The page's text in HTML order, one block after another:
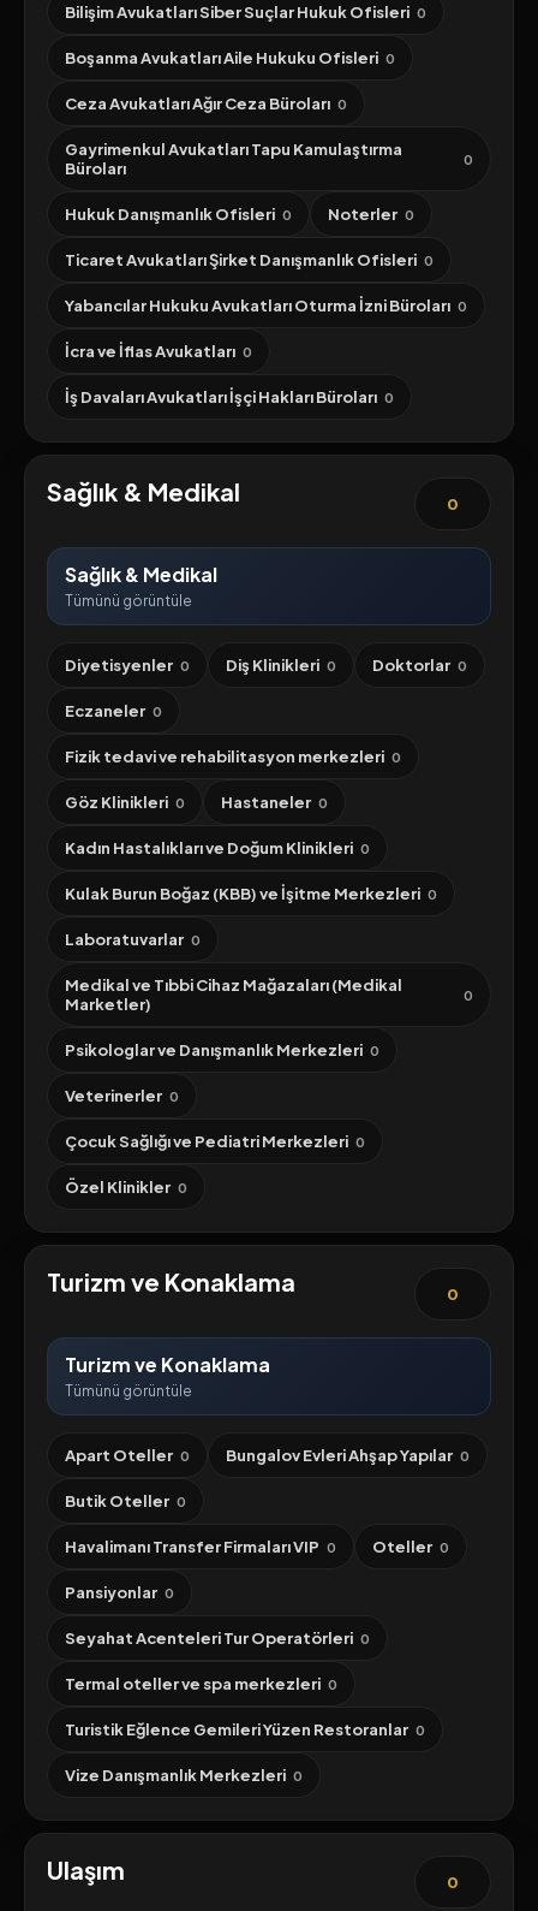
Bilişim Avukatları Siber Suçlar Hukuk Ofisleri 0
Boşanma Avukatları Aile Hukuku Ofisleri 0
Ceza Avukatları Ağır Ceza Büroları 0
Gayrimenkul Avukatları Tapu Kamulaştırma
Büroları
0
Hukuk Danışmanlık Ofisleri 0 Noterler 0
Ticaret Avukatları Şirket Danışmanlık Ofisleri 0
Yabancılar Hukuku Avukatları Oturma İzni Büroları 0
İcra ve İflas Avukatları 0
İş Davaları Avukatları İşçi Hakları Büroları 0
Sağlık & Medikal 0
Sağlık & Medikal
Tümünü görüntüle
Diyetisyenler 0 Diş Klinikleri 0 Doktorlar 0
Eczaneler 0
Fizik tedavi ve rehabilitasyon merkezleri 0
Göz Klinikleri 0 Hastaneler 0
Kadın Hastalıkları ve Doğum Klinikleri 0
Kulak Burun Boğaz (KBB) ve İşitme Merkezleri 0
Laboratuvarlar 0
Medikal ve Tıbbi Cihaz Mağazaları (Medikal
Marketler)
0
Psikologlar ve Danışmanlık Merkezleri 0
Veterinerler 0
Çocuk Sağlığı ve Pediatri Merkezleri 0
Özel Klinikler 0
Turizm ve Konaklama 0
Turizm ve Konaklama
Tümünü görüntüle
Apart Oteller 0 Bungalov Evleri Ahşap Yapılar 0
Butik Oteller 0
Havalimanı Transfer Firmaları VIP 0 Oteller 0
Pansiyonlar 0
Seyahat Acenteleri Tur Operatörleri 0
Termal oteller ve spa merkezleri 0
Turistik Eğlence Gemileri Yüzen Restoranlar 0
Vize Danışmanlık Merkezleri 0
Ulaşım 0